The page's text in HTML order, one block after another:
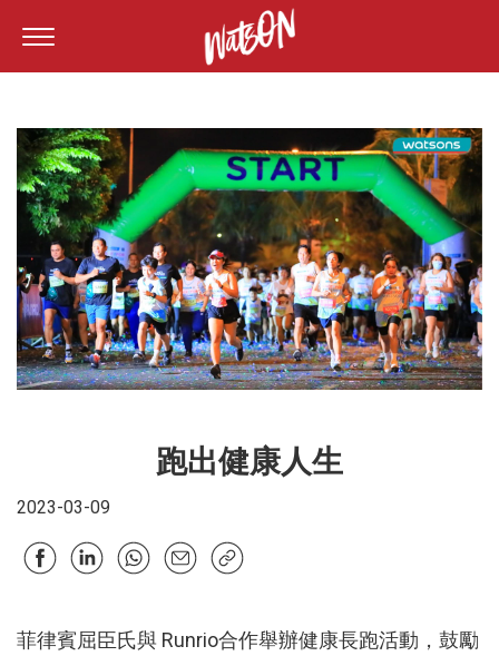
跑出健康人生
2023-03-09
菲律賓屈臣氏與 Runrio合作舉辦健康長跑活動，鼓勵